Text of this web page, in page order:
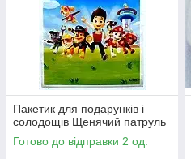
Пакетик для подарунків і
солодощів Щенячий патруль
Готово до відправки 2 од.